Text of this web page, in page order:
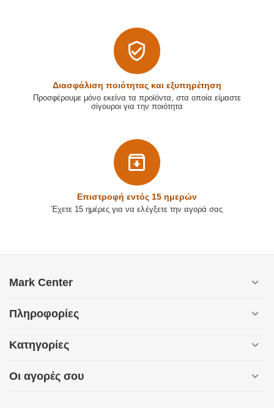
Διασφάλιση ποιότητας και εξυπηρέτηση
Προσφέρουμε μόνο εκείνα τα προϊόντα, στα οποία είμαστε
σίγουροι για την ποιότητα
Επιστρoφή εντός 15 ημερών
Έχετε 15 ημέρες για να ελέγξετε την αγορά σας
Mark Center
Πληροφορίες
Κατηγορίες
Οι αγορές σου